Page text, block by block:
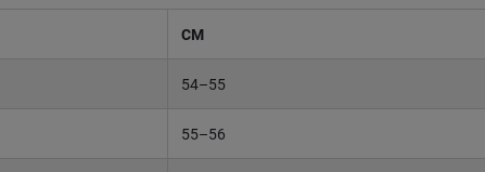
CM
54–55
55–56